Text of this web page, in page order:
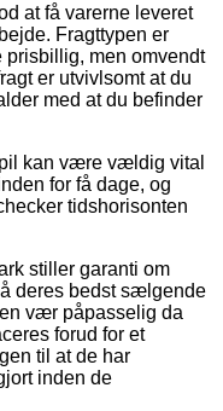
at få varerne leveret
Fragttypen er
men omvendt
er utvivlsomt at du
med at du befinder
kan være vældig vital
for få dage, og
tidshorisonten
stiller garanti om
deres bedst sælgende
vær påpasselig da
forud for et
til at de har
inden de